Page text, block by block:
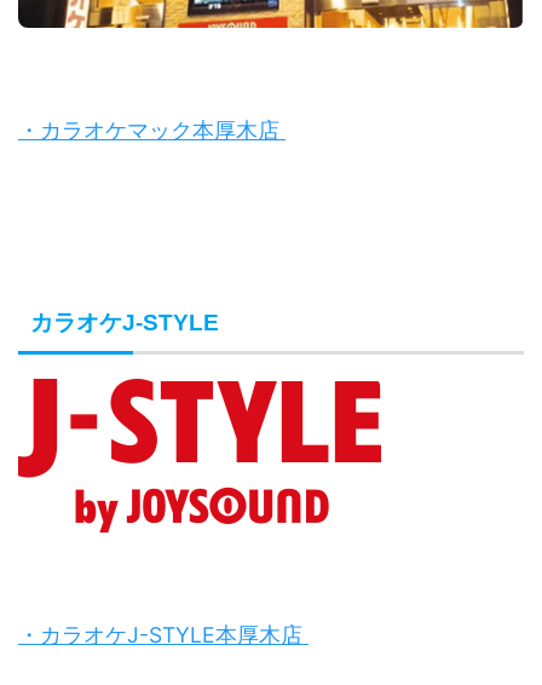
・カラオケマック本厚木店
カラオケJ-STYLE
・カラオケJ-STYLE本厚木店